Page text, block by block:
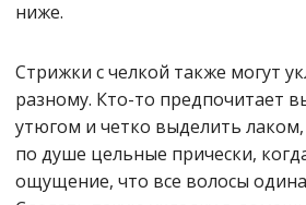
ниже.
Стрижки с челкой также могут
разному. Кто-то предпочитает
утюгом и четко выделить
по душе цельные прически,
ощущение, что все волосы